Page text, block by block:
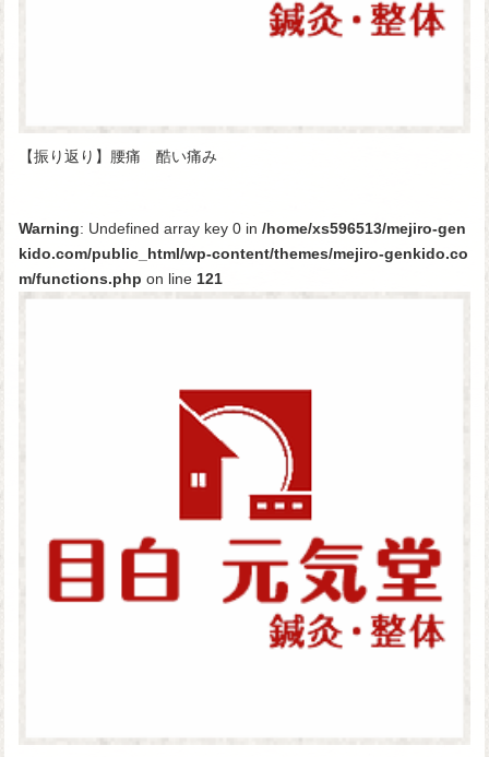
【振り返り】腰痛 酷い痛み
Warning: Undefined array key 0 in /home/xs596513/mejiro-gen
kido.com/public_html/wp-content/themes/mejiro-genkido.co
m/functions.php on line 121